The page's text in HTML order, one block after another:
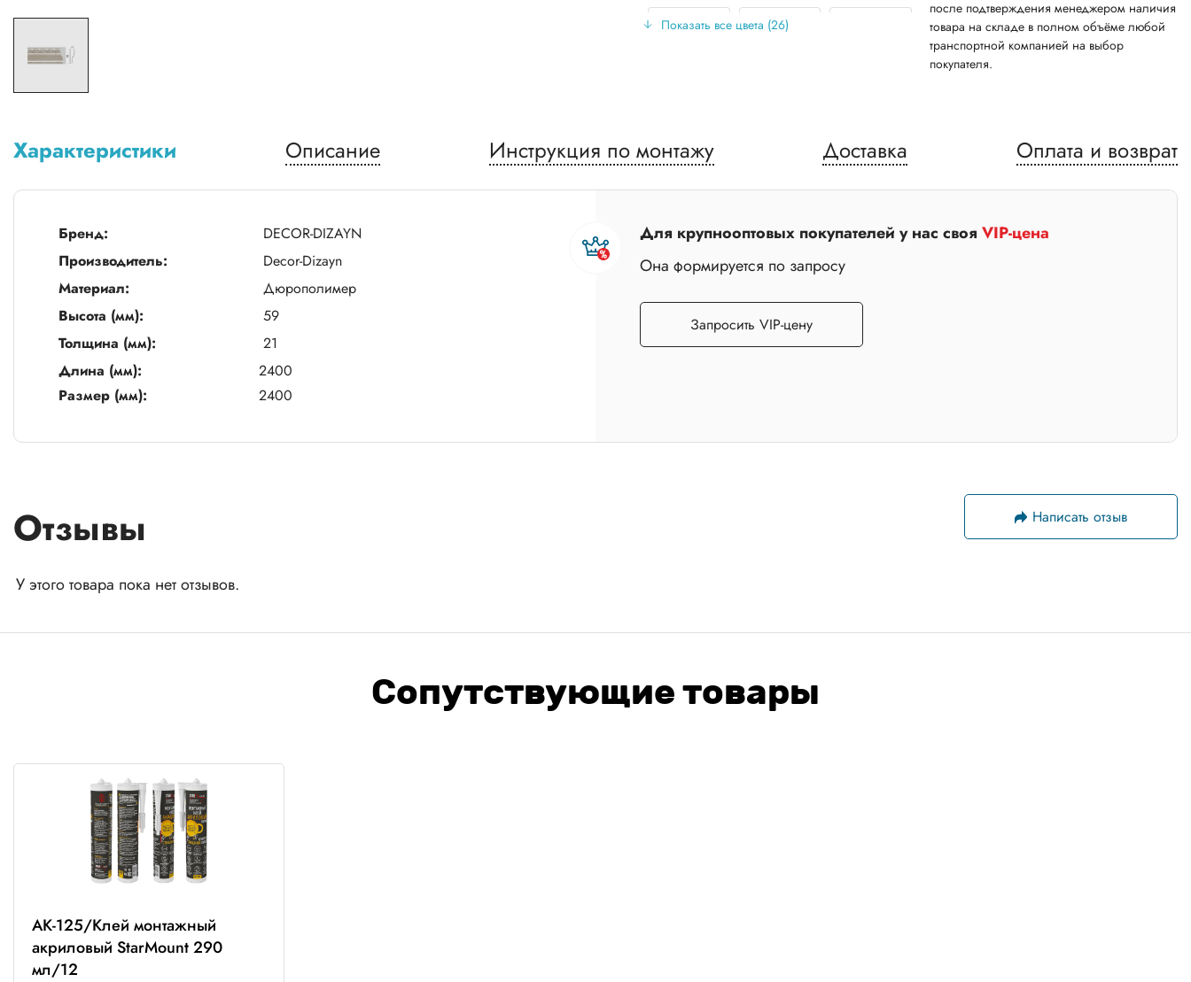
Показать все цвета (26)
после подтверждения менеджером наличия
товара на складе в полном объёме любой
транспортной компанией на выбор
покупателя.
Характеристики Описание Инструкция по монтажу Доставка Оплата и возврат
Бренд:
DECOR-DIZAYN
Производитель:
Decor-Dizayn
Материал:
Дюрополимер
Высота (мм):
59
Толщина (мм):
21
Длина (мм):
2400
Размер (мм):
2400
Для крупнооптовых покупателей у нас своя VIP-цена
Она формируется по запросу
Запросить VIP-цену
Отзывы Написать отзыв
У этого товара пока нет отзывов.
Сопутствующие товары
AK-125/Клей монтажный
акриловый StarMount 290
мл/12